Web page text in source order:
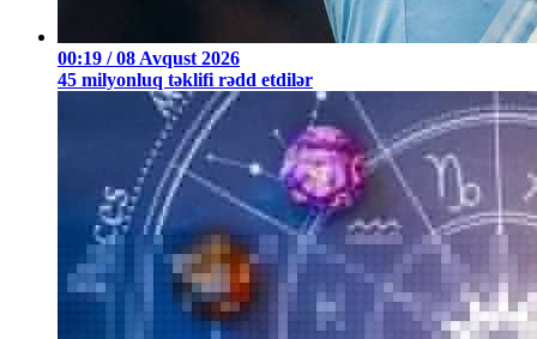
00:19 / 08 Avqust 2026
45 milyonluq təklifi rədd etdilər